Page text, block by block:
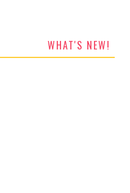
WHAT'S NEW!